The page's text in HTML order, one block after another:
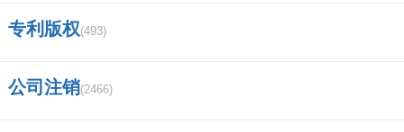
武汉长江证券待遇如何？
专利版权(493)
公司注销(2466)